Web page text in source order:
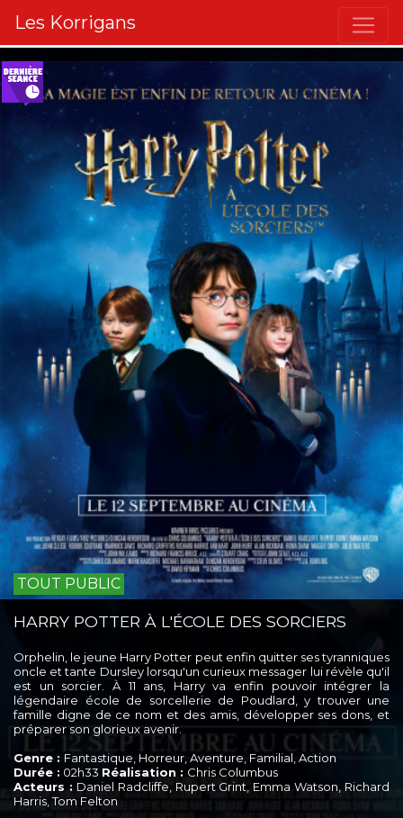
Les Korrigans
TOUT PUBLIC
HARRY POTTER À L'ÉCOLE DES SORCIERS
Orphelin, le jeune Harry Potter peut enfin quitter ses tyranniques
oncle et tante Dursley lorsqu'un curieux messager lui révèle qu'il
est un sorcier. À 11 ans, Harry va enfin pouvoir intégrer la
légendaire école de sorcellerie de Poudlard, y trouver une
famille digne de ce nom et des amis, développer ses dons, et
préparer son glorieux avenir.
Genre : Fantastique, Horreur, Aventure, Familial, Action
Durée : 02h33 Réalisation : Chris Columbus
Acteurs : Daniel Radcliffe, Rupert Grint, Emma Watson, Richard
Harris, Tom Felton